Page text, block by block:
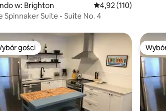
w: Brighton Średnia ocena: 4,92
4,92 (110)
Spinnaker Suite - Suite No. 4
gości
gości